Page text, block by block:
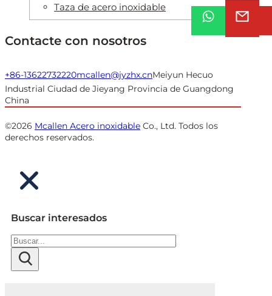
Taza de acero inoxidable
Contacte con nosotros
+86-13622732220mcallen@jyzhx.cnMeiyun Hecuo
Industrial Ciudad de Jieyang Provincia de Guangdong
China
©2026 Mcallen Acero inoxidable Co., Ltd. Todos los
derechos reservados.
Buscar interesados
Buscar